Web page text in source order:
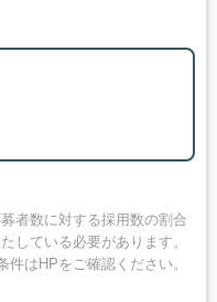
者数に対する採用数の割合
している必要があります。
はHPをご確認ください。